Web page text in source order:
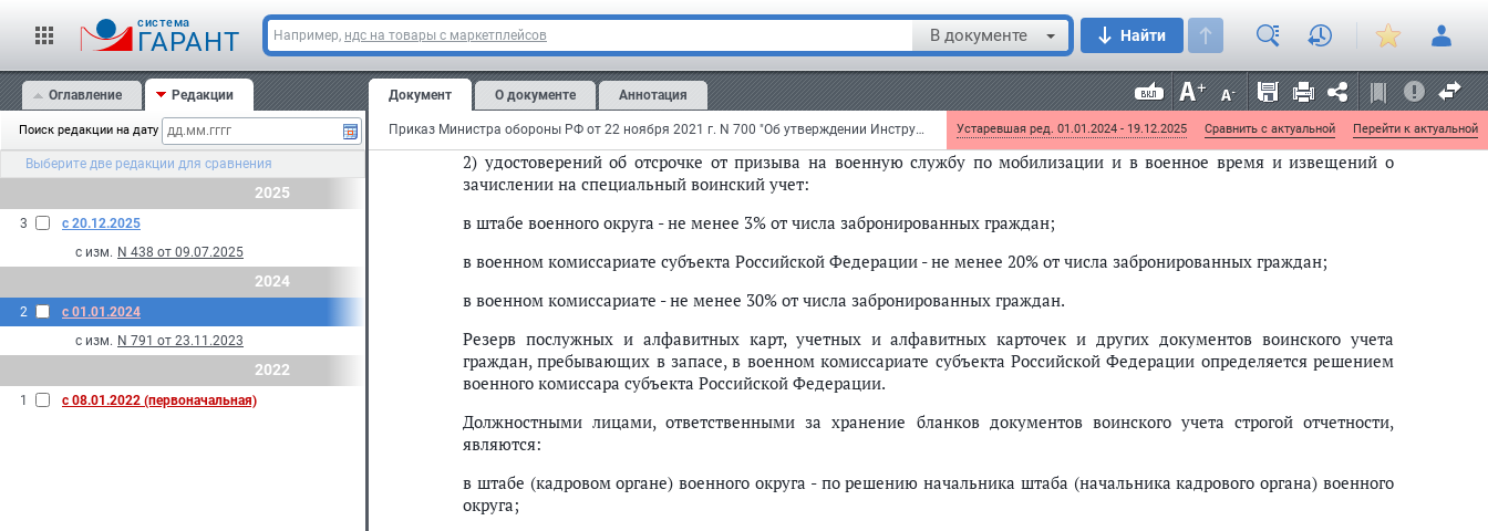
cистема
ГАРАНТ Например, ндс на товары с маркетплейсов В документе Найти
Оглавление Редакции
Поиск редакции на дату
Выберите две редакции для сравнения
2025
3
с 20.12.2025
с изм. N 438 от 09.07.2025
2024
2
с 01.01.2024
с изм. N 791 от 23.11.2023
2022
1 с 08.01.2022 (первоначальная)
Документ О документе Аннотация
Приказ Министра обороны РФ от 22 ноября 2021 г. N 700 "Об утверждении Инструкции об организации работы по обеспечению функционирования системы воинского учета" Устаревшая ред. 01.01.2024 - 19.12.2025 Сравнить с актуальной Перейти к актуальной
в штабе (кадровом органе) военного округа - не менее 2% от числа граждан, состоящих на воинском учете;
в военном комиссариате субъекта Российской Федерации - не менее 5% от числа граждан, состоящих на воинском
учете;
в военном комиссариате - не менее 10% от числа граждан, состоящих на воинском учете;
2) удостоверений об отсрочке от призыва на военную службу по мобилизации и в военное время и извещений о
зачислении на специальный воинский учет:
в штабе военного округа - не менее 3% от числа забронированных граждан;
в военном комиссариате субъекта Российской Федерации - не менее 20% от числа забронированных граждан;
в военном комиссариате - не менее 30% от числа забронированных граждан.
Резерв послужных и алфавитных карт, учетных и алфавитных карточек и других документов воинского учета
граждан, пребывающих в запасе, в военном комиссариате субъекта Российской Федерации определяется решением
военного комиссара субъекта Российской Федерации.
Должностными лицами, ответственными за хранение бланков документов воинского учета строгой отчетности,
являются:
в штабе (кадровом органе) военного округа - по решению начальника штаба (начальника кадрового органа) военного
округа;